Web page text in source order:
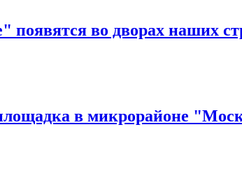
появятся во дворах наших
в микрорайоне